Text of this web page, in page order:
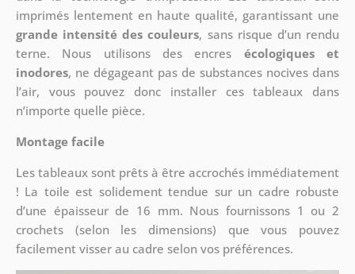
imprimés lentement en haute qualité, garantissant une
grande intensité des couleurs, sans risque d’un rendu
terne. Nous utilisons des encres écologiques et
inodores, ne dégageant pas de substances nocives dans
l’air, vous pouvez donc installer ces tableaux dans
n’importe quelle pièce.
Montage facile
Les tableaux sont prêts à être accrochés immédiatement
! La toile est solidement tendue sur un cadre robuste
d’une épaisseur de 16 mm. Nous fournissons 1 ou 2
crochets (selon les dimensions) que vous pouvez
facilement visser au cadre selon vos préférences.